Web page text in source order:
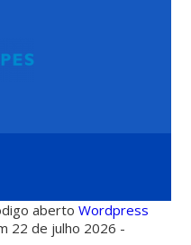
abertoWordpress
22 de julho 2026 -